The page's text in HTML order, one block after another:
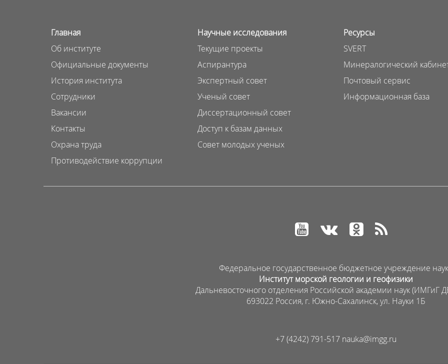
Главная
Об институте
Официальные документы
История института
Сотрудники
Вакансии
Контакты
Охрана труда
Противодействие коррупции
Научные исследования
Текущие проекты
Аспирантура
Экспертный совет
Ученый совет
Диссертационный совет
Доступ к базам данных
Совет молодых ученых
Ресурсы
SVERT
Минералогический
Почтовый сервис
Информационная база
Федеральное государственное бюджетное учреждение
Институт морской геологии и геофизики
Дальневосточного отделения Российской академии наук (ИМГиГ
693022 Россия, г. Южно-Сахалинск, ул. Науки 1Б
+7 (4242) 791-517